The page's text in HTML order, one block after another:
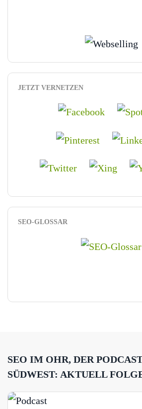
JETZT VERNETZEN
SEO-GLOSSAR
SEO IM OHR, DER
SÜDWEST: AKTUELL